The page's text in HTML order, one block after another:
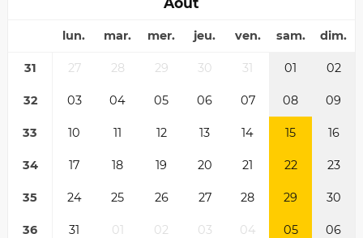
lun. mar. mer. jeu. ven. sam. dim.
31 27 28 29 30 31 01 02
32 03 04 05 06 07 08 09
33 10 11 12 13 14 15 16
34 17 18 19 20 21 22 23
35 24 25 26 27 28 29 30
36 31 01 02 03 04 05 06